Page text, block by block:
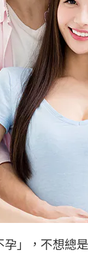
」，不想總